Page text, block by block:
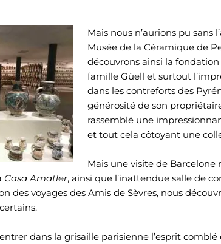
Mais nous n’aurions pu
Musée de la Céramique de
découvrons ainsi la
famille Güell et surtout
dans les contreforts des
générosité de son
rassemblé une
et tout cela côtoyant une
Mais une visite de Barcelone
Casa Amatler, ainsi que l’inattendue salle de
des voyages des Amis de Sèvres, nous
dans la grisaille parisienne l’esprit